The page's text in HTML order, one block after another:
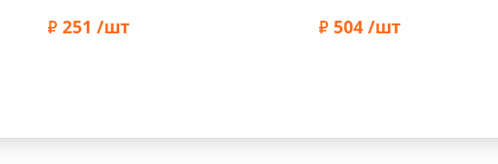
251 /шт
2,5х2см, 2 шт., Prym
504 /шт
Бренд: Prym